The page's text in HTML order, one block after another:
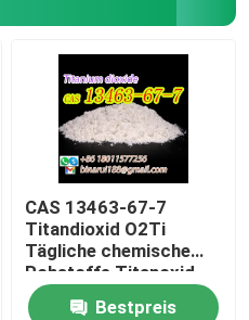
CAS 13463-67-7
Titandioxid O2Ti
Tägliche chemische
Rohstoffe Titanoxid
Weißpulver
Bestpreis